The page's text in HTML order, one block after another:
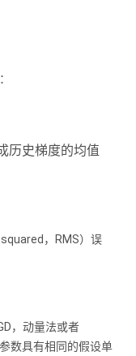
历史梯度的均值
，RMS）误
，动量法或者
数具有相同的假设单